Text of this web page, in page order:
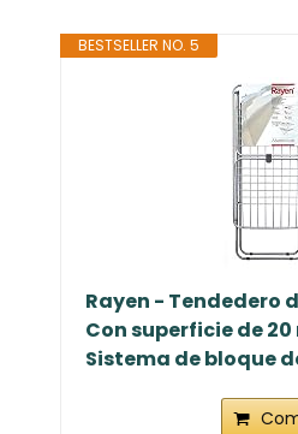
BESTSELLER NO. 5
Rayen - Tendedero
Con superficie de
Sistema de bloque